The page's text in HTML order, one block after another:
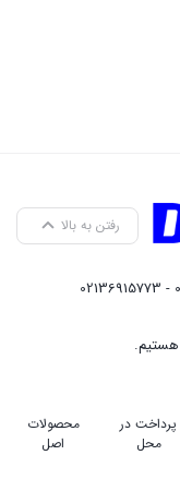
رفتن به بالا
پرداخت در
محل
محصولات
اصل